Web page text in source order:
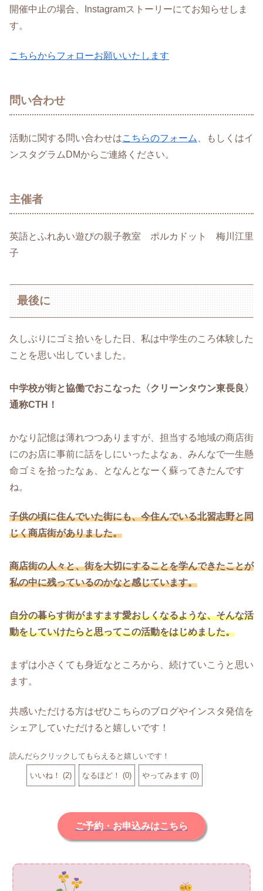
開催中止の場合、Instagramストーリーにてお知らせしま
す。
こちらからフォローお願いいたします
問い合わせ
活動に関する問い合わせはこちらのフォーム
、もしくはイ
ンスタグラムDMからご連絡ください。
主催者
英語とふれあい遊びの親子教室 ポルカドット 梅川江里
子
最後に
久しぶりにゴミ拾いをした日、私は中学生のころ体験した
ことを思い出していました。
中学校が街と協働でおこなった〈クリーンタウン東長良〉
通称CTH！
かなり記憶は薄れつつありますが、担当する地域の商店街
にのお店に事前に話をしにいったよなぁ、みんなで一生懸
命ゴミを拾ったなぁ、となんとなーく蘇ってきたんです
ね。
子供の頃に住んでいた街にも、今住んでいる北習志野と同
じく商店街がありました。
商店街の人々と、街を大切にすることを学んできたことが
私の中に残っているのかなと感じています。
自分の暮らす街がますます愛おしくなるような、そんな活
動をしていけたらと思ってこの活動をはじめました。
まずは小さくても身近なところから、続けていこうと思い
ます。
共感いただける方はぜひこちらのブログやインスタ発信を
シェアしていただけると嬉しいです！
読んだらクリックしてもらえると嬉しいです！
いいね！ (2) なるほど！ (0) やってみます (0)
ご予約・お申込みはこちら